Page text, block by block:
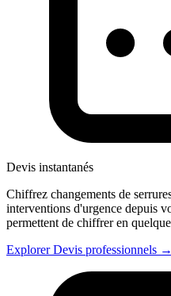
Devis instantanés
Chiffrez changements de
interventions d'urgence depuis
permettent de chiffrer en
Explorer Devis professionnels →